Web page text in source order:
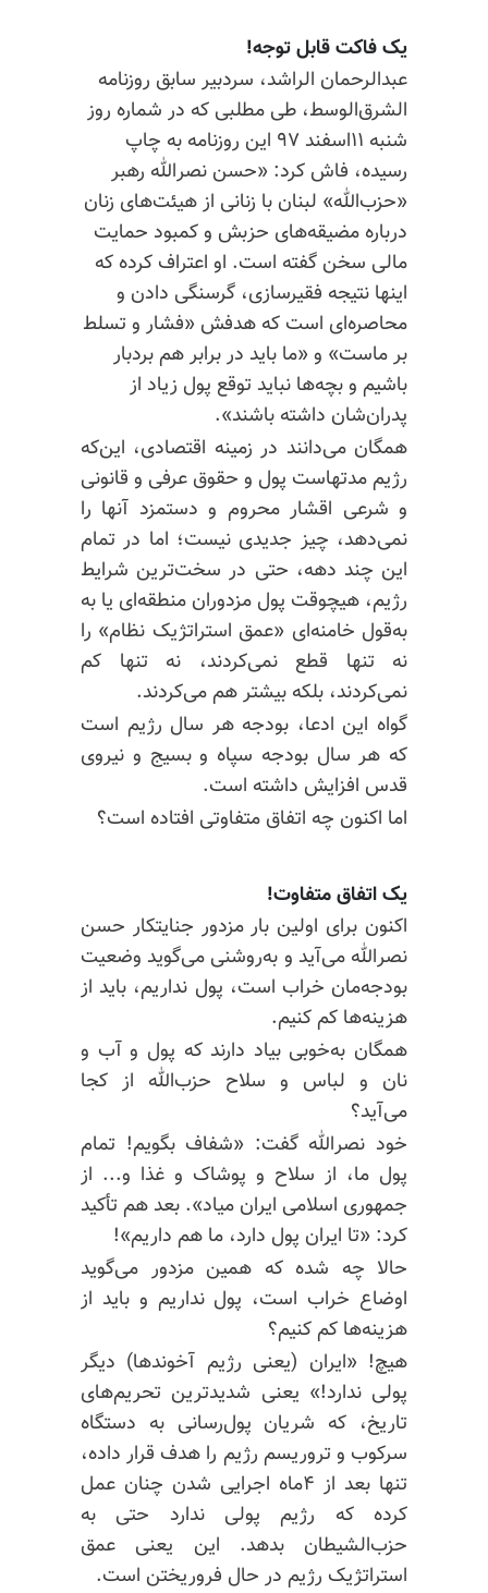
یک فاکت قابل‌ توجه!
عبدالرحمان الراشد، سردبیر سابق روزنامه
الشرق‌الوسط، طی مطلبی که در شماره روز
شنبه ۱۱اسفند ۹۷ این روزنامه به چاپ
رسیده، فاش کرد: «حسن نصرالله رهبر
«حزب‌الله» لبنان با زنانی از هیئت‌های زنان
درباره مضیقه‌های حزبش و کمبود حمایت
مالی سخن گفته‌ است. او اعتراف کرده که
اینها نتیجه فقیرسازی، گرسنگی دادن و
محاصره‌ای است که هدفش «فشار و تسلط
بر ماست» و «ما باید در برابر هم بردبار
باشیم و بچه‌ها نباید توقع پول زیاد از
پدران‌شان داشته باشند».
همگان می‌دانند در زمینه اقتصادی، این‌که
رژیم مدتهاست پول و حقوق عرفی و قانونی
و شرعی اقشار محروم و دستمزد آنها را
نمی‌دهد، چیز جدیدی نیست؛ اما در تمام
این چند دهه،‌ حتی در سخت‌ترین شرایط
رژیم، هیچوقت پول مزدوران منطقه‌ای یا به
به‌قول خامنه‌ای «عمق استراتژیک نظام» را
نه تنها قطع نمی‌کردند، نه تنها کم
نمی‌کردند، بلکه بیشتر هم می‌کردند.
گواه این ادعا، بودجه هر سال رژیم است
که‌ هر سال بودجه سپاه و بسیج و نیروی
قدس افزایش داشته است.
اما اکنون چه اتفاق متفاوتی افتاده است؟
یک اتفاق متفاوت!
اکنون برای اولین‌ بار مزدور جنایتکار حسن
نصرالله می‌آید و به‌روشنی می‌گوید وضعیت
بودجه‌مان خراب است، پول نداریم، باید از
هزینه‌ها کم کنیم.
همگان به‌خوبی بیاد دارند که پول و آب و
نان و لباس و سلاح حزب‌الله از کجا
می‌آید؟
خود نصرالله گفت: «شفاف بگویم!‌ تمام
پول ما،‌ از سلاح و پوشاک و غذا و... از
جمهوری اسلامی ایران میاد». بعد هم تأکید
کرد: «تا ایران پول دارد، ما هم داریم»!
حالا چه شده که همین مزدور می‌گوید
اوضاع خراب است، پول نداریم و باید از
هزینه‌ها کم کنیم؟
هیچ!‌ «ایران (یعنی رژیم آخوندها) دیگر
پولی ندارد!» یعنی شدیدترین تحریم‌های
تاریخ، که شریان پول‌رسانی به دستگاه
سرکوب و تروریسم رژیم را هدف قرار داده،
تنها بعد از ۴ماه اجرایی شدن چنان عمل
کرده که رژیم پولی ندارد حتی به
حزب‌الشیطان بدهد. این یعنی عمق
استراتژیک رژیم در حال فروریختن است.